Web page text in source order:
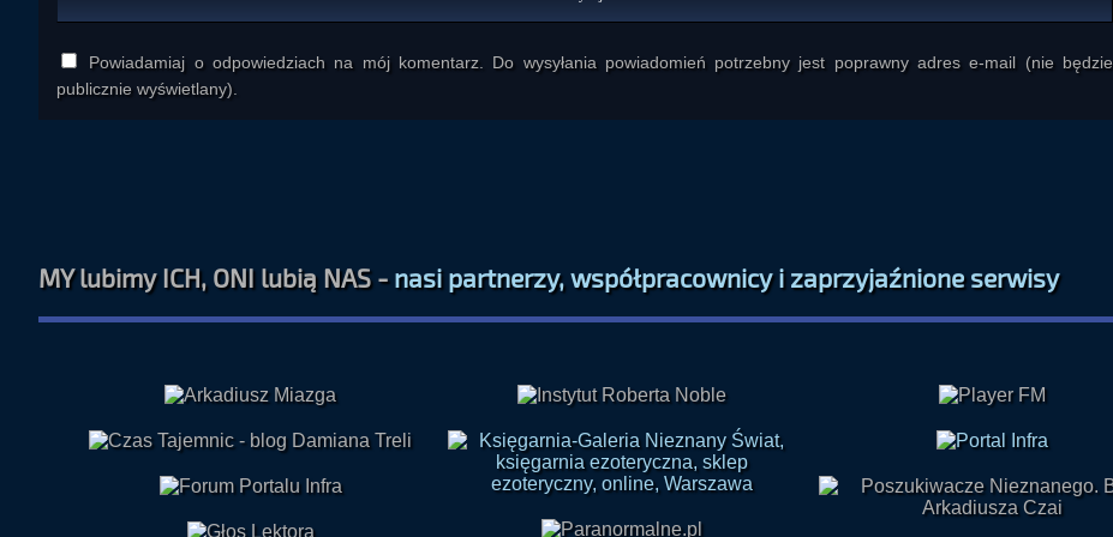
Powiadamiaj o odpowiedziach na mój komentarz. Do wysyłania powiadomień potrzebny jest poprawny adres e-mail (nie będzie
publicznie wyświetlany).
MY lubimy ICH, ONI lubią NAS -nasi partnerzy, współpracownicy i zaprzyjaźnione serwisy